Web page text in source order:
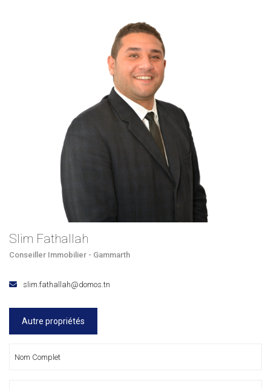
Slim Fathallah
Conseiller Immobilier - Gammarth
slim.fathallah@domos.tn
Autre propriétés